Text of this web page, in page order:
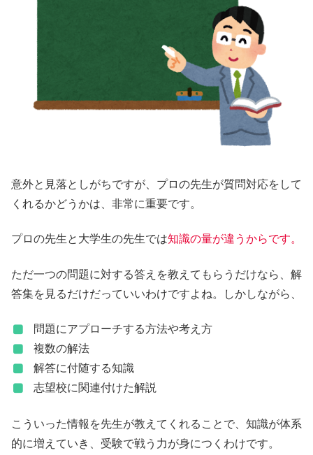
意外と見落としがちですが、 プロの先生が質問対応をして
くれるかどうかは、非常に重要です。
プロの先生と大学生の先生では知識の量が違うからです。
ただ一つの問題に対する答えを教えてもらうだけなら、解
答集を見るだけだっていいわけですよね。しかしながら、
問題にアプローチする方法や考え方
複数の解法
解答に付随する知識
志望校に関連付けた解説
こういった情報を先生が教えてくれることで、知識が体系
的に増えていき、受験で戦う力が身につくわけです。